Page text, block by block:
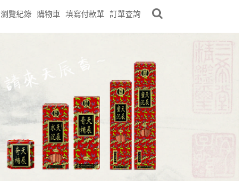
瀏覽紀錄 購物車 填寫付款單 訂單查詢